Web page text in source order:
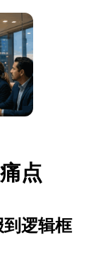
点
到逻辑框